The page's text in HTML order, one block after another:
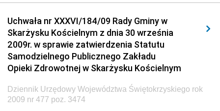
Elektronicznej
Dziennik Urzędowy Ministra Spraw Wewnętrznych i
Administracji
Dziennik Urzędowy Ministra Transportu
Dziennik Urzędowy Ministra Budownictwa
Dziennik Urzędowy Ministra Nauki i Szkolnictwa
Uchwała nr XXXVI/184/09 Rady Gminy w
Skarżysku Kościelnym z dnia 30 września
2009r. w sprawie zatwierdzenia Statutu
Samodzielnego Publicznego Zakładu
Opieki Zdrowotnej w Skarżysku Kościelnym
Dziennik Urzędowy Województwa Świętokrzyskiego rok
2009 nr 477 poz. 3474